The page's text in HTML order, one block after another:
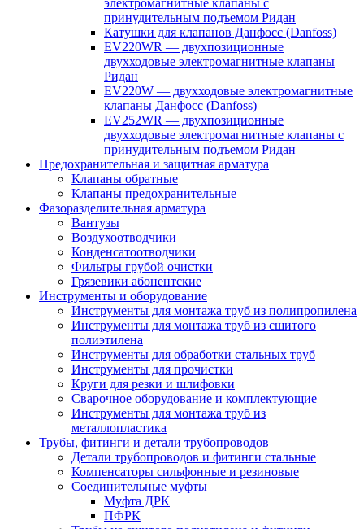
электромагнитные клапаны с
принудительным подъемом Ридан
Катушки для клапанов Данфосс (Danfoss)
EV220WR — двухпозиционные
двухходовые электромагнитные клапаны
Ридан
EV220W — двухходовые электромагнитные
клапаны Данфосс (Danfoss)
EV252WR — двухпозиционные
двухходовые электромагнитные клапаны с
принудительным подъемом Ридан
Предохранительная и защитная арматура
Клапаны обратные
Клапаны предохранительные
Фазоразделительная арматура
Вантузы
Воздухоотводчики
Конденсатоотводчики
Фильтры грубой очистки
Грязевики абонентские
Инструменты и оборудование
Инструменты для монтажа труб из полипропилена
Инструменты для монтажа труб из сшитого
полиэтилена
Инструменты для обработки стальных труб
Инструменты для прочистки
Круги для резки и шлифовки
Сварочное оборудование и комплектующие
Инструменты для монтажа труб из
металлопластика
Трубы, фитинги и детали трубопроводов
Детали трубопроводов и фитинги стальные
Компенсаторы сильфонные и резиновые
Соединительные муфты
Муфта ДРК
ПФРК